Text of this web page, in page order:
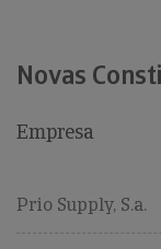
Novas
Empresa
Prio Supply, S.a.